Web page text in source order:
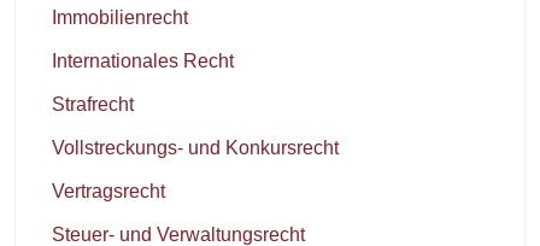
Immobilienrecht
Internationales Recht
Strafrecht
Vollstreckungs- und Konkursrecht
Vertragsrecht
Steuer- und Verwaltungsrecht